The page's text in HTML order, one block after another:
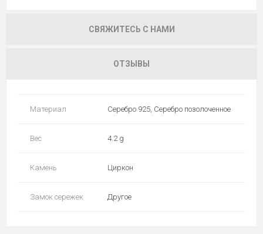
СВЯЖИТЕСЬ С НАМИ
ОТЗЫВЫ
Материал Серебро 925, Серебро позолоченное
Вес 4.2 g
Камень Циркон
Замок сережек Другое